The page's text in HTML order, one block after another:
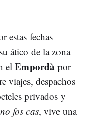
estas fechas
ático de la zona
el Empordà por
viajes, despachos
privados y
no fos cas, vive una